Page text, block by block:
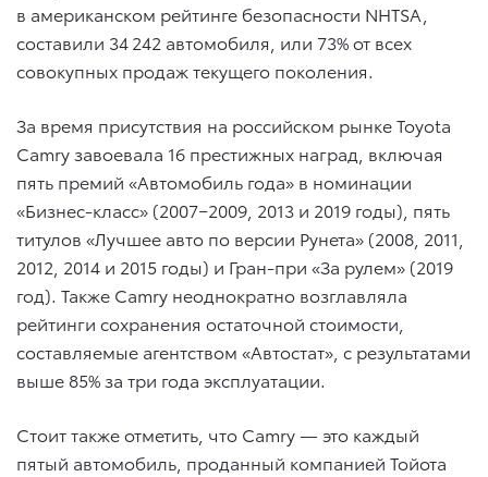
в американском рейтинге безопасности NHTSA,
составили 34 242 автомобиля, или 73% от всех
совокупных продаж текущего поколения.
За время присутствия на российском рынке Toyota
Camry завоевала 16 престижных наград, включая
пять премий «Автомобиль года» в номинации
«Бизнес-класс» (2007−2009, 2013 и 2019 годы), пять
титулов «Лучшее авто по версии Рунета» (2008, 2011,
2012, 2014 и 2015 годы) и Гран-при «За рулем» (2019
год). Также Camry неоднократно возглавляла
рейтинги сохранения остаточной стоимости,
составляемые агентством «Автостат», с результатами
выше 85% за три года эксплуатации.
Стоит также отметить, что Camry — это каждый
пятый автомобиль, проданный компанией Тойота